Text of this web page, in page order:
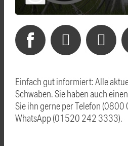
Einfach gut informiert: Alle
Schwaben. Sie haben auch
Sie ihn gerne per Telefon
WhatsApp (01520 242 3333).